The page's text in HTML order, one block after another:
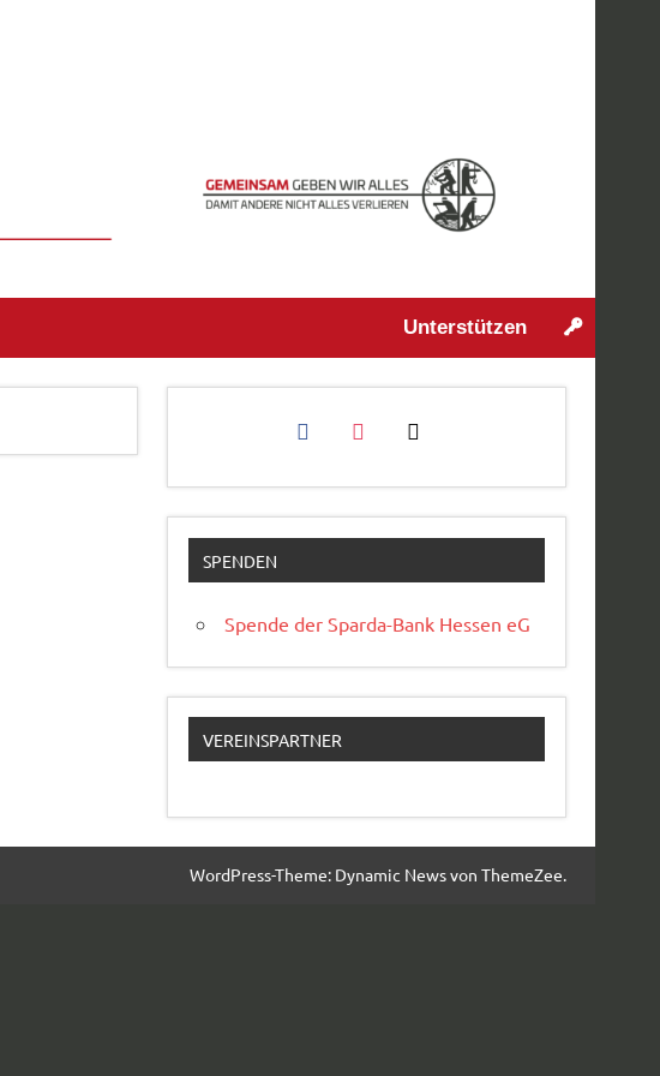
Unterstützen
facebookinstagram
mail
SPENDEN
Spende der Sparda-Bank Hessen eG
VEREINSPARTNER
WordPress-Theme: Dynamic News von ThemeZee.